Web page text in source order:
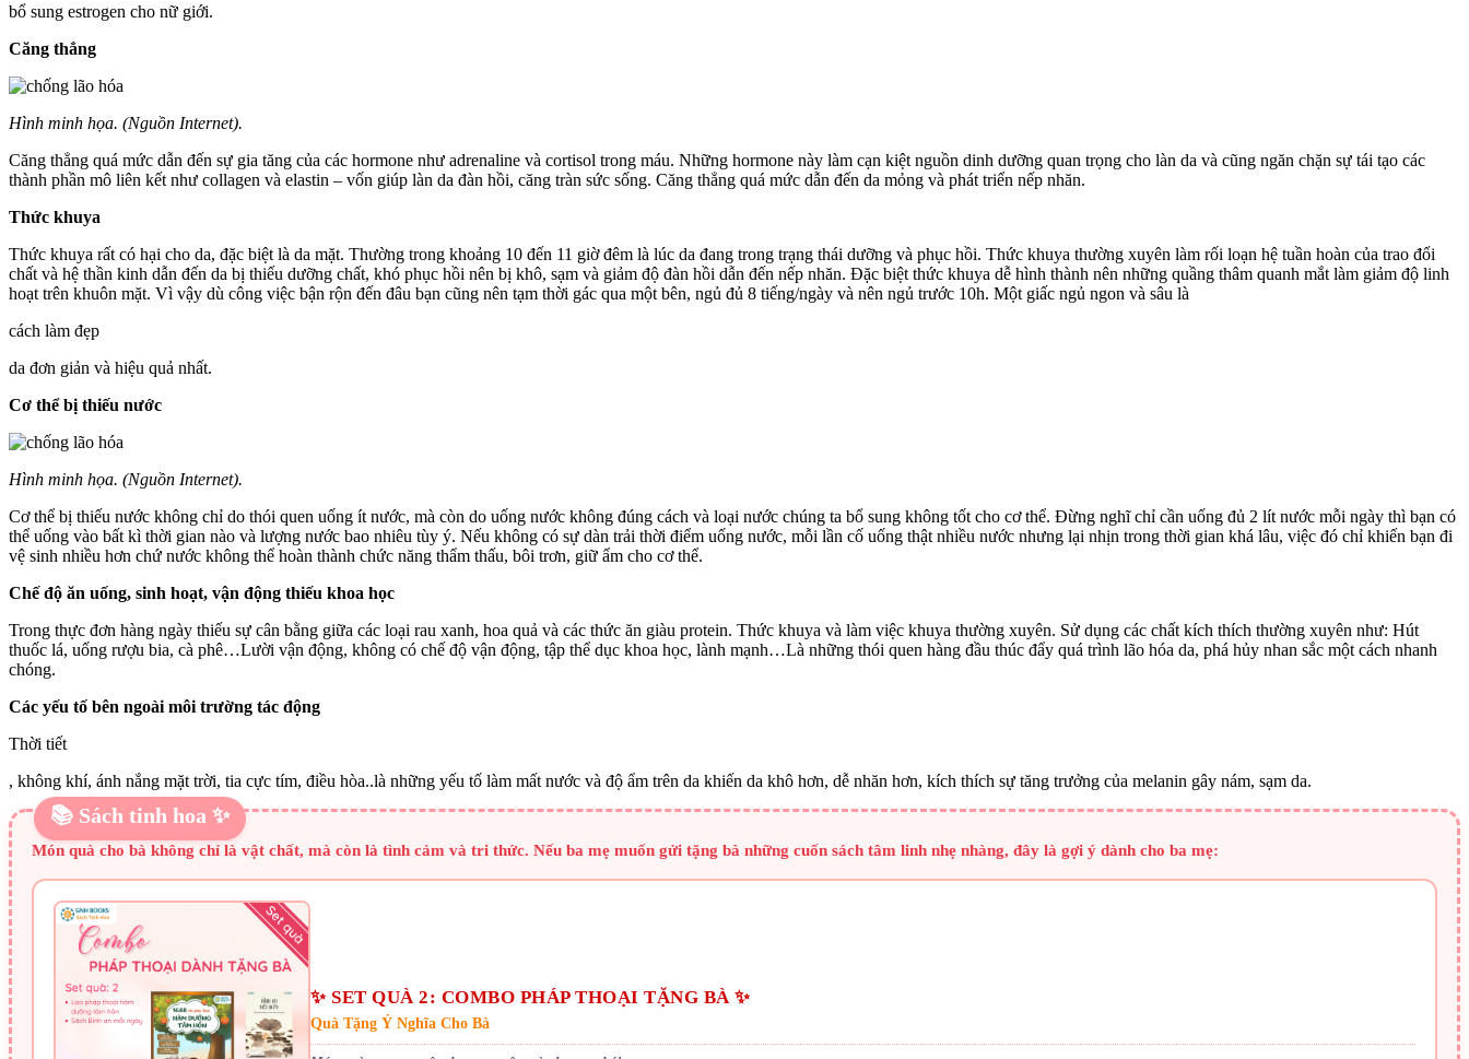
bổ sung estrogen cho nữ giới.
Căng thẳng
Hình minh họa. (Nguồn Internet).
Căng thẳng quá mức dẫn đến sự gia tăng của các hormone như adrenaline và cortisol trong máu. Những hormone này làm cạn kiệt nguồn dinh dưỡng quan trọng cho làn da và cũng ngăn chặn sự tái tạo các
thành phần mô liên kết như collagen và elastin – vốn giúp làn da đàn hồi, căng tràn sức sống. Căng thẳng quá mức dẫn đến da mỏng và phát triển nếp nhăn.
Thức khuya
Thức khuya rất có hại cho da, đặc biệt là da mặt. Thường trong khoảng 10 đến 11 giờ đêm là lúc da đang trong trạng thái dưỡng và phục hồi. Thức khuya thường xuyên làm rối loạn hệ tuần hoàn của trao đổi
chất và hệ thần kinh dẫn đến da bị thiếu dưỡng chất, khó phục hồi nên bị khô, sạm và giảm độ đàn hồi dẫn đến nếp nhăn. Đặc biệt thức khuya dễ hình thành nên những quầng thâm quanh mắt làm giảm độ linh
hoạt trên khuôn mặt. Vì vậy dù công việc bận rộn đến đâu bạn cũng nên tạm thời gác qua một bên, ngủ đủ 8 tiếng/ngày và nên ngủ trước 10h. Một giấc ngủ ngon và sâu là
cách làm đẹp
da đơn giản và hiệu quả nhất.
Cơ thể bị thiếu nước
Hình minh họa. (Nguồn Internet).
Cơ thể bị thiếu nước không chỉ do thói quen uống ít nước, mà còn do uống nước không đúng cách và loại nước chúng ta bổ sung không tốt cho cơ thể. Đừng nghĩ chỉ cần uống đủ 2 lít nước mỗi ngày thì bạn có
thể uống vào bất kì thời gian nào và lượng nước bao nhiêu tùy ý. Nếu không có sự dàn trải thời điểm uống nước, mỗi lần cố uống thật nhiều nước nhưng lại nhịn trong thời gian khá lâu, việc đó chỉ khiến bạn đi
vệ sinh nhiều hơn chứ nước không thể hoàn thành chức năng thẩm thấu, bôi trơn, giữ ẩm cho cơ thể.
Chế độ ăn uống, sinh hoạt, vận động thiếu khoa học
Trong thực đơn hàng ngày thiếu sự cân bằng giữa các loại rau xanh, hoa quả và các thức ăn giàu protein. Thức khuya và làm việc khuya thường xuyên. Sử dụng các chất kích thích thường xuyên như: Hút
thuốc lá, uống rượu bia, cà phê…Lười vận động, không có chế độ vận động, tập thể dục khoa học, lành mạnh…Là những thói quen hàng đầu thúc đẩy quá trình lão hóa da, phá hủy nhan sắc một cách nhanh
chóng.
Các yếu tố bên ngoài môi trường tác động
Thời tiết
, không khí, ánh nắng mặt trời, tia cực tím, điều hòa..là những yếu tố làm mất nước và độ ẩm trên da khiến da khô hơn, dễ nhăn hơn, kích thích sự tăng trưởng của melanin gây nám, sạm da.
📚 Sách tinh hoa ✨
Món quà cho bà không chỉ là vật chất, mà còn là tình cảm và tri thức. Nếu ba mẹ muốn gửi tặng bà những cuốn sách tâm linh nhẹ nhàng, đây là gợi ý dành cho ba mẹ:
✨ SET QUÀ 2: COMBO PHÁP THOẠI TẶNG BÀ ✨
Quà Tặng Ý Nghĩa Cho Bà